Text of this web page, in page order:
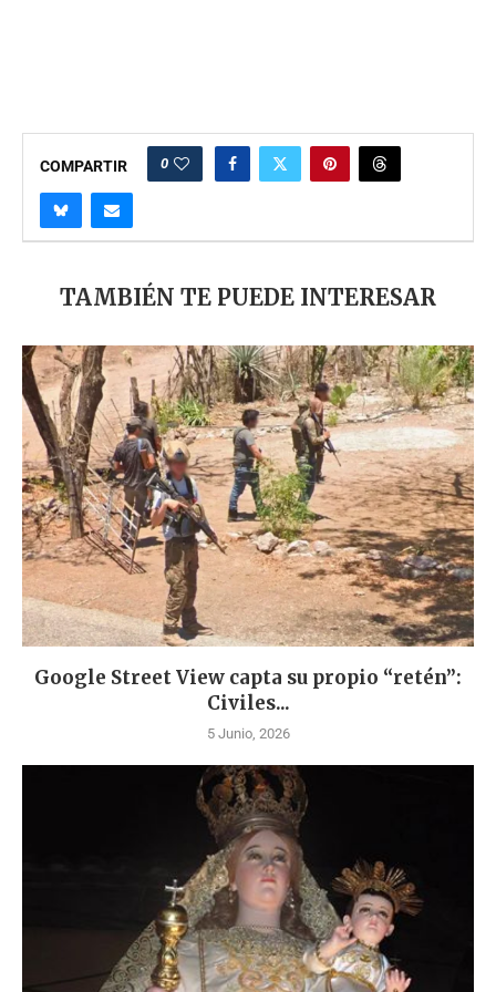
COMPARTIR 0
TAMBIÉN TE PUEDE INTERESAR
Google Street View capta su propio “retén”:
Civiles...
5 Junio, 2026